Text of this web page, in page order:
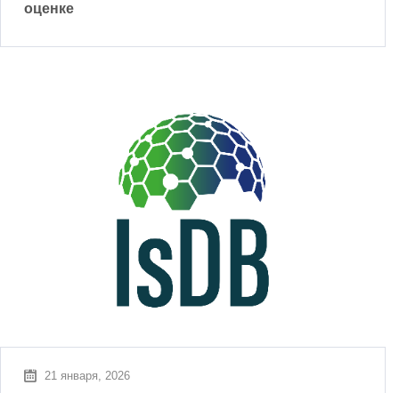
оценке
21 января, 2026